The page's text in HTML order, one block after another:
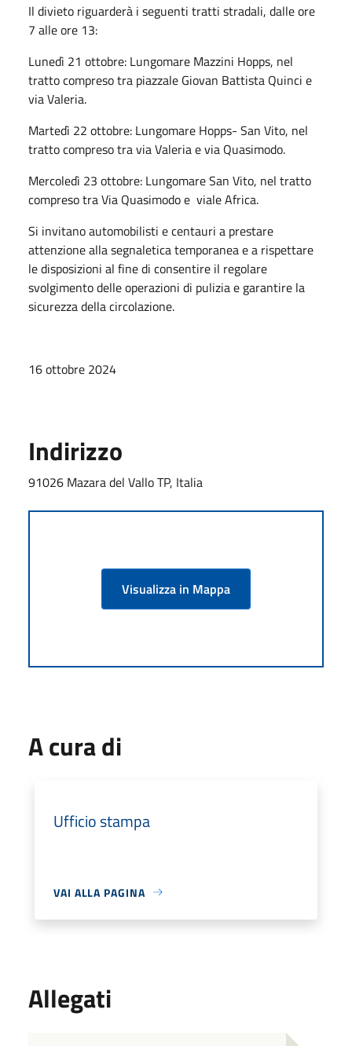
Il divieto riguarderà i seguenti tratti stradali, dalle ore
7 alle ore 13:
Lunedì 21 ottobre: Lungomare Mazzini Hopps, nel
tratto compreso tra piazzale Giovan Battista Quinci e
via Valeria.
Martedì 22 ottobre: Lungomare Hopps- San Vito, nel
tratto compreso tra via Valeria e via Quasimodo.
Mercoledì 23 ottobre: Lungomare San Vito, nel tratto
compreso tra Via Quasimodo e viale Africa.
Si invitano automobilisti e centauri a prestare
attenzione alla segnaletica temporanea e a rispettare
le disposizioni al fine di consentire il regolare
svolgimento delle operazioni di pulizia e garantire la
sicurezza della circolazione.
16 ottobre 2024
Indirizzo
91026 Mazara del Vallo TP, Italia
Visualizza in Mappa
A cura di
Ufficio stampa
VAI ALLA PAGINA
Allegati